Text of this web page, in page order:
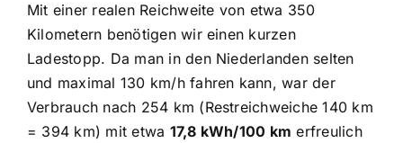
Mit einer realen Reichweite von etwa 350
Kilometern benötigen wir einen kurzen
Ladestopp. Da man in den Niederlanden selten
und maximal 130 km/h fahren kann, war der
Verbrauch nach 254 km (Restreichweiche 140 km
= 394 km) mit etwa 17,8 kWh/100 km erfreulich